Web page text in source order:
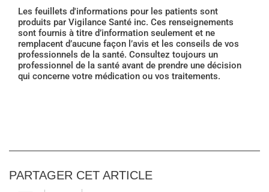
Les feuillets d'informations pour les patients sont
produits par Vigilance Santé inc. Ces renseignements
sont fournis à titre d’information seulement et ne
remplacent d’aucune façon l’avis et les conseils de vos
professionnels de la santé. Consultez toujours un
professionnel de la santé avant de prendre une décision
qui concerne votre médication ou vos traitements.
PARTAGER CET ARTICLE